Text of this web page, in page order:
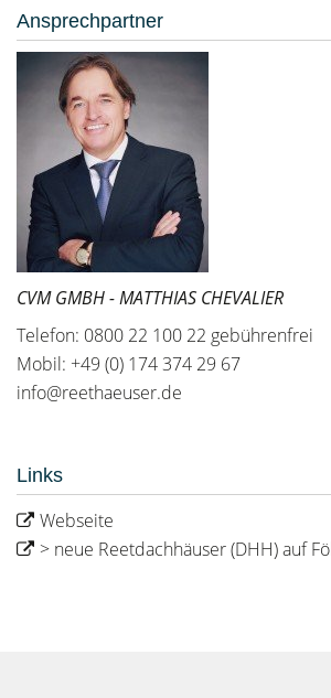
Ansprechpartner
CVM GMBH - MATTHIAS CHEVALIER
Telefon: 0800 22 100 22 gebührenfrei
Mobil: +49 (0) 174 374 29 67
info@reethaeuser.de
Links
Webseite
> neue Reetdachhäuser (DHH) auf